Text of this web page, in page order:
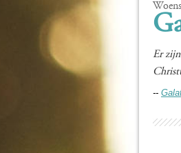
Er
--